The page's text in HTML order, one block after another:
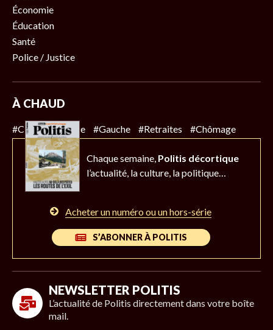
Économie
Éducation
Santé
Police / Justice
À CHAUD
#Climat #Police #Gauche #Retraites #Chômage
Chaque semaine, Politis décortique
l’actualité, la culture, la politique…
Acheter un numéro ou un hors-série
S’ABONNER À POLITIS
NEWSLETTER POLITIS
L’actualité de Politis directement dans votre boîte
mail.